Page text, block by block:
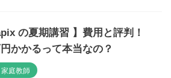
の夏期講習 】費用と評判！
かかるって本当なの？
庭教師